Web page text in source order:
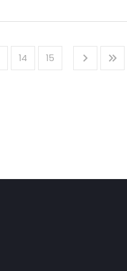
염병 예방 강화를 위해 헬스케어서
산업의 재난관리 역할 강화가 요구됨
14 15